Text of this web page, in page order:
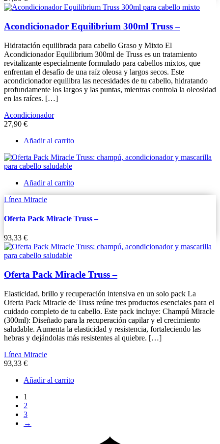
Acondicionador Equilibrium 300ml Truss –
Hidratación equilibrada para cabello Graso y Mixto El
Acondicionador Equilibrium 300ml de Truss es un tratamiento
revitalizante especialmente formulado para cabellos mixtos, que
enfrentan el desafío de una raíz oleosa y largos secos. Este
acondicionador equilibra las necesidades de tu cabello, hidratando
profundamente los largos y las puntas, mientras controla la oleosidad
en las raíces. […]
Acondicionador
27,90 €
Añadir al carrito
Añadir al carrito
Línea Miracle
Oferta Pack Miracle Truss –
93,33 €
Oferta Pack Miracle Truss –
Elasticidad, brillo y recuperación intensiva en un solo pack La
Oferta Pack Miracle de Truss reúne tres productos esenciales para el
cuidado completo de tu cabello. Este pack incluye: Champú Miracle
(300ml): Diseñado para la recuperación capilar y el crecimiento
saludable. Aumenta la elasticidad y resistencia, fortaleciendo las
hebras y dejándolas más resistentes al quiebre. […]
Línea Miracle
93,33 €
Añadir al carrito
1
2
3
→